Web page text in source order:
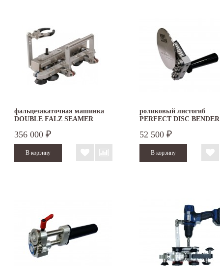
фальцезакаточная машинка
DOUBLE FALZ SEAMER
356 000 ₽
роликовый листогиб
PERFECT DISC
52 500 ₽